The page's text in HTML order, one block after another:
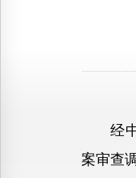
经中
案审查